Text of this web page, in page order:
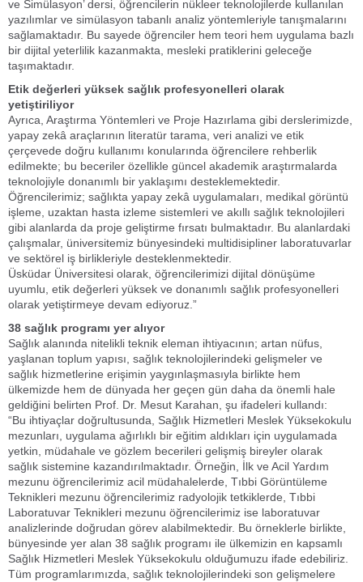
ve Simülasyon’ dersi, öğrencilerin nükleer teknolojilerde kullanılan
yazılımlar ve simülasyon tabanlı analiz yöntemleriyle tanışmalarını
sağlamaktadır. Bu sayede öğrenciler hem teori hem uygulama bazlı
bir dijital yeterlilik kazanmakta, mesleki pratiklerini geleceğe
taşımaktadır.
Etik değerleri yüksek sağlık profesyonelleri olarak
yetiştiriliyor
Ayrıca, Araştırma Yöntemleri ve Proje Hazırlama gibi derslerimizde,
yapay zekâ araçlarının literatür tarama, veri analizi ve etik
çerçevede doğru kullanımı konularında öğrencilere rehberlik
edilmekte; bu beceriler özellikle güncel akademik araştırmalarda
teknolojiyle donanımlı bir yaklaşımı desteklemektedir.
Öğrencilerimiz; sağlıkta yapay zekâ uygulamaları, medikal görüntü
işleme, uzaktan hasta izleme sistemleri ve akıllı sağlık teknolojileri
gibi alanlarda da proje geliştirme fırsatı bulmaktadır. Bu alanlardaki
çalışmalar, üniversitemiz bünyesindeki multidisipliner laboratuvarlar
ve sektörel iş birlikleriyle desteklenmektedir.
Üsküdar Üniversitesi olarak, öğrencilerimizi dijital dönüşüme
uyumlu, etik değerleri yüksek ve donanımlı sağlık profesyonelleri
olarak yetiştirmeye devam ediyoruz.”
38 sağlık programı yer alıyor
Sağlık alanında nitelikli teknik eleman ihtiyacının; artan nüfus,
yaşlanan toplum yapısı, sağlık teknolojilerindeki gelişmeler ve
sağlık hizmetlerine erişimin yaygınlaşmasıyla birlikte hem
ülkemizde hem de dünyada her geçen gün daha da önemli hale
geldiğini belirten Prof. Dr. Mesut Karahan, şu ifadeleri kullandı:
“Bu ihtiyaçlar doğrultusunda, Sağlık Hizmetleri Meslek Yüksekokulu
mezunları, uygulama ağırlıklı bir eğitim aldıkları için uygulamada
yetkin, müdahale ve gözlem becerileri gelişmiş bireyler olarak
sağlık sistemine kazandırılmaktadır. Örneğin, İlk ve Acil Yardım
mezunu öğrencilerimiz acil müdahalelerde, Tıbbi Görüntüleme
Teknikleri mezunu öğrencilerimiz radyolojik tetkiklerde, Tıbbi
Laboratuvar Teknikleri mezunu öğrencilerimiz ise laboratuvar
analizlerinde doğrudan görev alabilmektedir. Bu örneklerle birlikte,
bünyesinde yer alan 38 sağlık programı ile ülkemizin en kapsamlı
Sağlık Hizmetleri Meslek Yüksekokulu olduğumuzu ifade edebiliriz.
Tüm programlarımızda, sağlık teknolojilerindeki son gelişmelere